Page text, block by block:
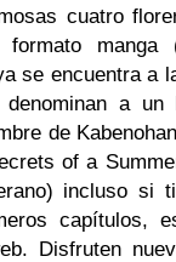
cuatro
manga
se encuentra a
a un
de
of a
incluso si
capítulos,
Disfruten